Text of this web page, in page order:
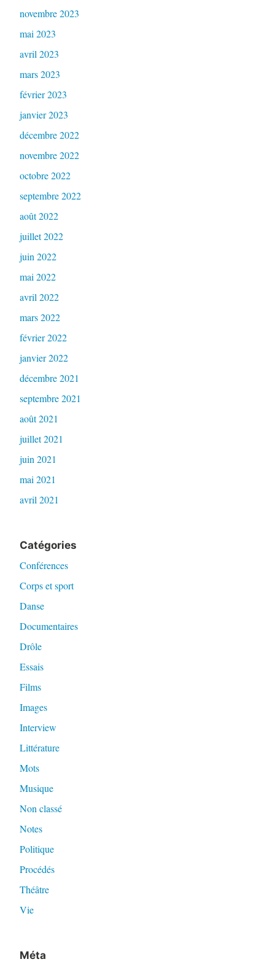
novembre 2023
mai 2023
avril 2023
mars 2023
février 2023
janvier 2023
décembre 2022
novembre 2022
octobre 2022
septembre 2022
août 2022
juillet 2022
juin 2022
mai 2022
avril 2022
mars 2022
février 2022
janvier 2022
décembre 2021
septembre 2021
août 2021
juillet 2021
juin 2021
mai 2021
avril 2021
Catégories
Conférences
Corps et sport
Danse
Documentaires
Drôle
Essais
Films
Images
Interview
Littérature
Mots
Musique
Non classé
Notes
Politique
Procédés
Théâtre
Vie
Méta